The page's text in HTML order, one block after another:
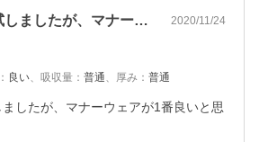
色々なオムツを試しましたが、マナーウェ… 2020/11/24
： 良い、 吸収量 ： 普通、 厚み ： 普通
したが、マナーウェアが1番良いと思